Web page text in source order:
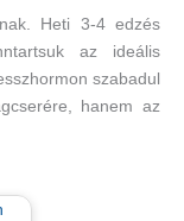
Heti 3-4 edzés
az ideális
szabadul
hanem az